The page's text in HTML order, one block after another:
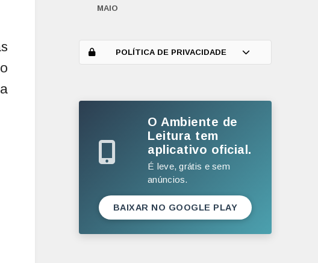
MAIO
MARÇO
DEZEMBRO
NOVEMBRO
SETEMBRO
POLÍTICA DE PRIVACIDADE
O Ambiente de
Leitura tem
aplicativo oficial.
É leve, grátis e sem
anúncios.
BAIXAR NO GOOGLE PLAY